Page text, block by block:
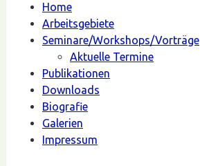
Home
Arbeitsgebiete
Seminare/Workshops/Vorträge
Aktuelle Termine
Publikationen
Downloads
Biografie
Galerien
Impressum